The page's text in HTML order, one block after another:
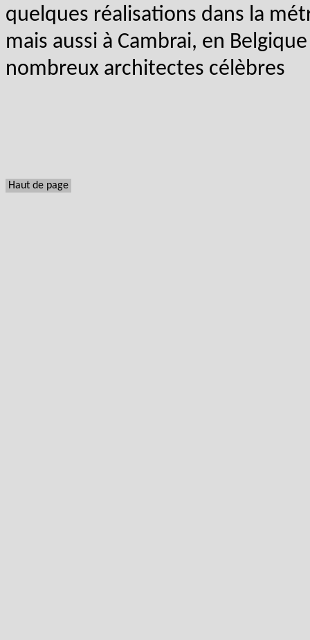
quelques réalisations dans la
mais aussi à Cambrai, en
nombreux architectes célèbres
Haut de page